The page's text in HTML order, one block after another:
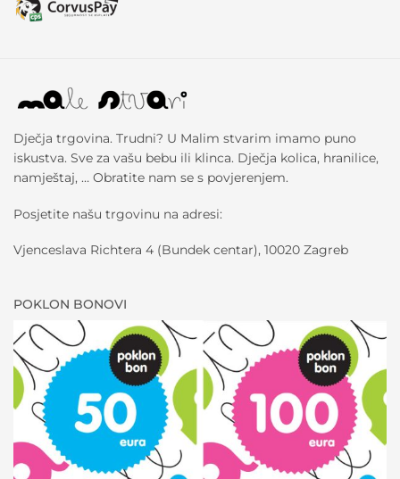
Dječja trgovina. Trudni? U Malim stvarim imamo puno
iskustva. Sve za vašu bebu ili klinca. Dječja kolica, hranilice,
namještaj, … Obratite nam se s povjerenjem.
Posjetite našu trgovinu na adresi:
Vjenceslava Richtera 4 (Bundek centar), 10020 Zagreb
POKLON BONOVI